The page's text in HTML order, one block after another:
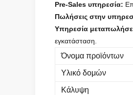
Pre-Sales υπηρεσία:
Πωλήσεις στην
Υπηρεσία
εγκατάσταση.
Όνομα προϊόντων
Υλικό δομών
Κάλυψη